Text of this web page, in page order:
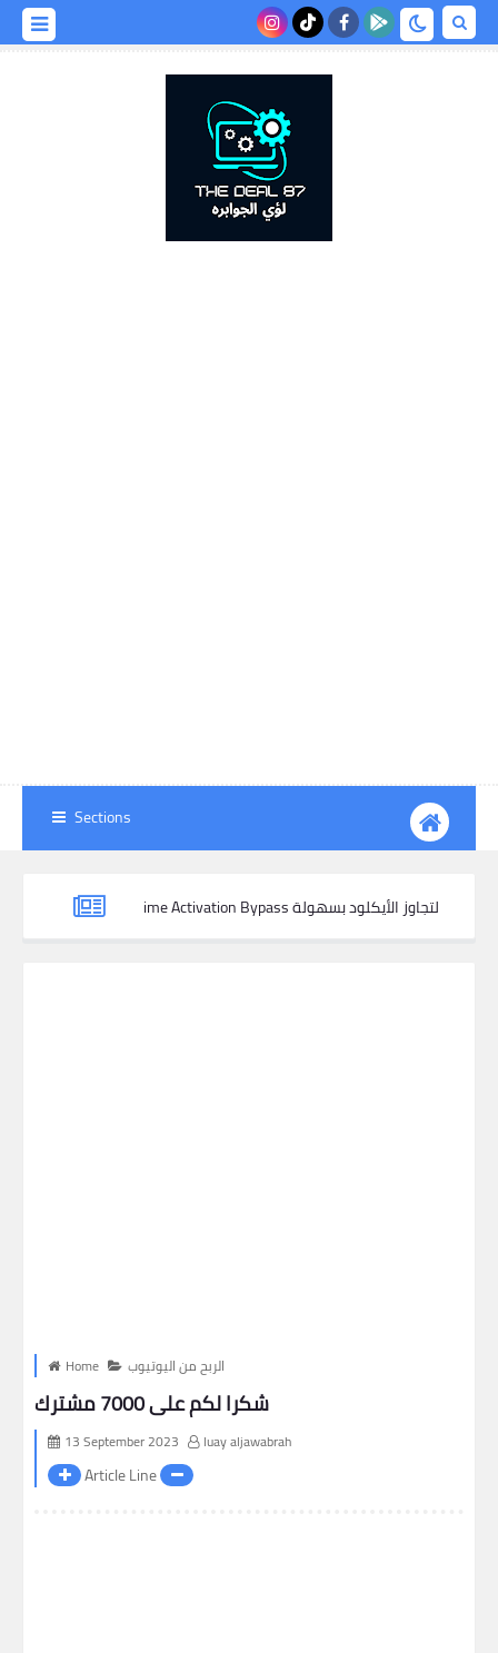
Sections
كيفية استخدام iResolvePrime Activation Bypass لتجاوز الأيكلود بسهولة
Home الربح من اليوتيوب
شكرا لكم على 7000 مشترك
13 September 2023 luay aljawabrah
Article Line